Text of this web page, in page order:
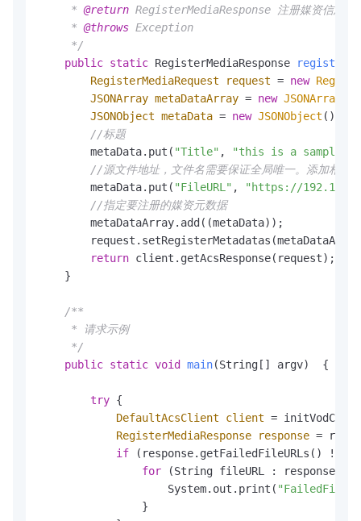
     *
@return RegisterMediaResponse 注册媒资信息响
     *
@throws Exception
     */
public static RegisterMediaResponse
RegisterMediaRequest
request = new
JSONArray metaDataArray = new JSONArray
JSONObject metaData = new JSONObject ();
//标题
        metaData.put(
"Title" , "this is a sample"
//源文件地址，文件名需要保证全局唯一。添加相同
        metaData.put(
"FileURL" ,
"https://
//指定要注册的媒资元数据
        metaDataArray.add((metaData));
return client.getAcsResponse(request);
    }
/**
     * 请求示例
     */
public static void main(String[] argv)
  {
try {
DefaultAcsClient
client =
RegisterMediaResponse
response =
if (response.getFailedFileURLs() !=
for (String fileURL :
                    System.out.print(
                }